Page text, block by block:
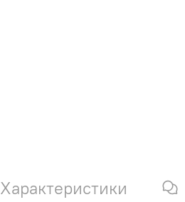
Характеристики